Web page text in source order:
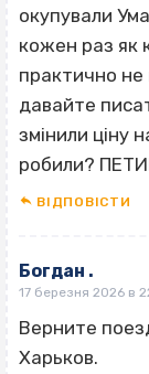
окупували
кожен раз як
практично
давайте
змінили ціну
робили?
ВІДПОВІCТИ
Богдан .
17 березня 2026 в
Верните
Харьков.